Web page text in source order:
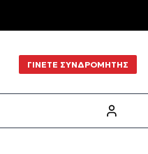
ΓΙΝΕΤΕ ΣΥΝΔΡΟΜΗΤΗΣ